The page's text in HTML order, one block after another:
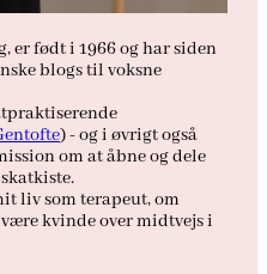
er født i 1966 og har siden
blogs til voksne
) - og i øvrigt også
om at åbne og dele
liv som terapeut, om
kvinde over midtvejs i